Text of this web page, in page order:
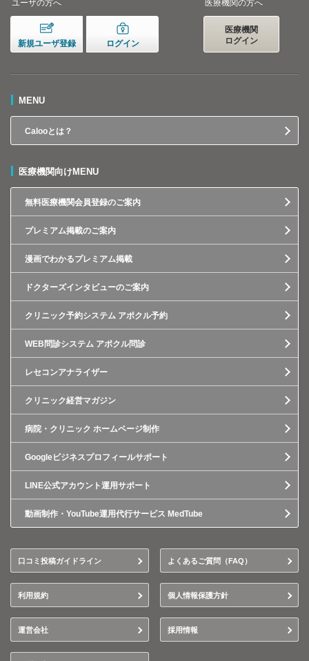
ユーザの方へ
新規ユーザ登録 ログイン
医療機関の方へ
医療機関
ログイン
MENU
Calooとは？
医療機関向けMENU
無料医療機関会員登録のご案内
プレミアム掲載のご案内
漫画でわかるプレミアム掲載
ドクターズインタビューのご案内
クリニック予約システム アポクル予約
WEB問診システム アポクル問診
レセコンアナライザー
クリニック経営マガジン
病院・クリニック ホームページ制作
Googleビジネスプロフィールサポート
LINE公式アカウント運用サポート
動画制作・YouTube運用代行サービス MedTube
口コミ投稿ガイドライン よくあるご質問（FAQ）
利用規約 個人情報保護方針
運営会社 採用情報